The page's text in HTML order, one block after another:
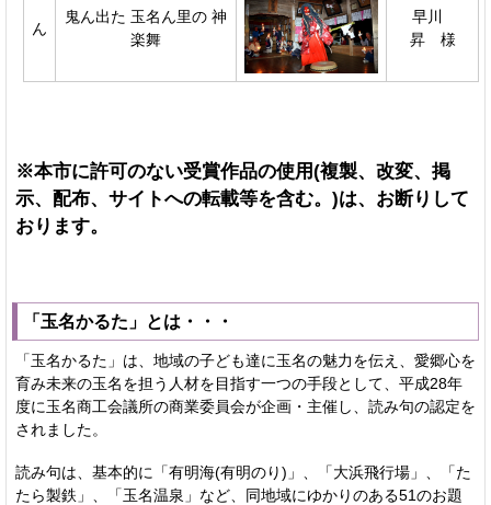
ん
鬼ん出た 玉名ん里の 神
楽舞
早川
昇 様
※本市に許可のない受賞作品の使用(複製、改変、掲
示、配布、サイトへの転載等を含む。)は、お断りして
おります。
「玉名かるた」とは・・・
「玉名かるた」は、地域の子ども達に玉名の魅力を伝え、愛郷心を
育み未来の玉名を担う人材を目指す一つの手段として、平成28年
度に玉名商工会議所の商業委員会が企画・主催し、読み句の認定を
されました。
読み句は、基本的に「有明海(有明のり)」、「大浜飛行場」、「た
たら製鉄」、「玉名温泉」など、同地域にゆかりのある51のお題